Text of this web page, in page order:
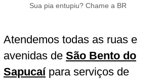
Sua pia entupiu? Chame a BR
Atendemos todas as ruas e
avenidas de São Bento do
Sapucaípara serviços de